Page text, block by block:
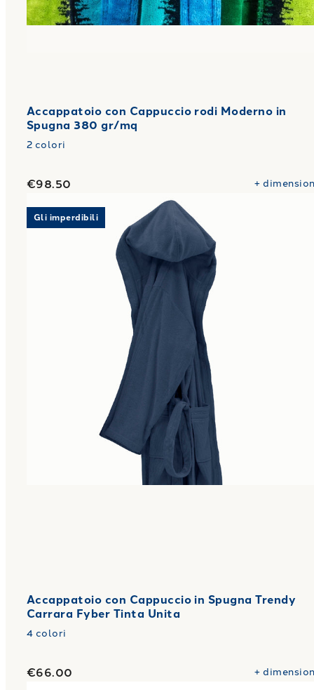
Accappatoio con Cappuccio rodi Moderno in
Spugna 380 gr/mq
2 colori
€98.50 +
Accappatoio con Cappuccio in Spugna
Gli imperdibili
Accappatoio con Cappuccio in Spugna Trendy
Carrara Fyber Tinta Unita
4 colori
€66.00 +